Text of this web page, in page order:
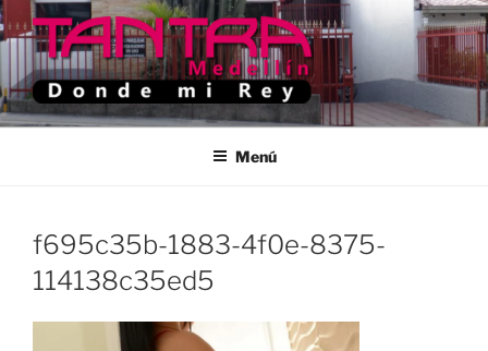
Saltar
al
contenido
TANTRA MEDELLIN
Donde Mi Rey
Menú
f695c35b-1883-4f0e-8375-
114138c35ed5